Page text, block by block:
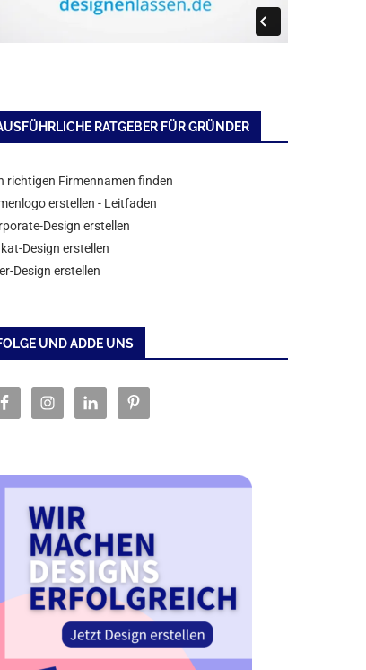
RATGEBER FÜR GRÜNDER
richtigen Firmennamen finden
erstellen - Leitfaden
Design erstellen
Design erstellen
Design erstellen
UND ADDE UNS